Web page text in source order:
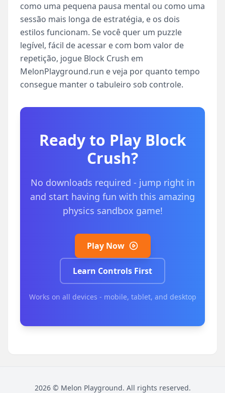
como uma pequena pausa mental ou como uma
sessão mais longa de estratégia, e os dois
estilos funcionam. Se você quer um puzzle
legível, fácil de acessar e com bom valor de
repetição, jogue Block Crush em
MelonPlayground.run e veja por quanto tempo
consegue manter o tabuleiro sob controle.
Ready to Play Block
Crush?
No downloads required - jump right in
and start having fun with this amazing
physics sandbox game!
Play Now
Learn Controls First
Works on all devices - mobile, tablet, and desktop
2026© Melon Playground. All rights reserved.